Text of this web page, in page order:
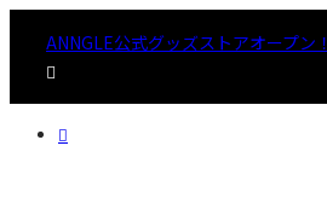
ANNGLE公式グッズストアオープン！